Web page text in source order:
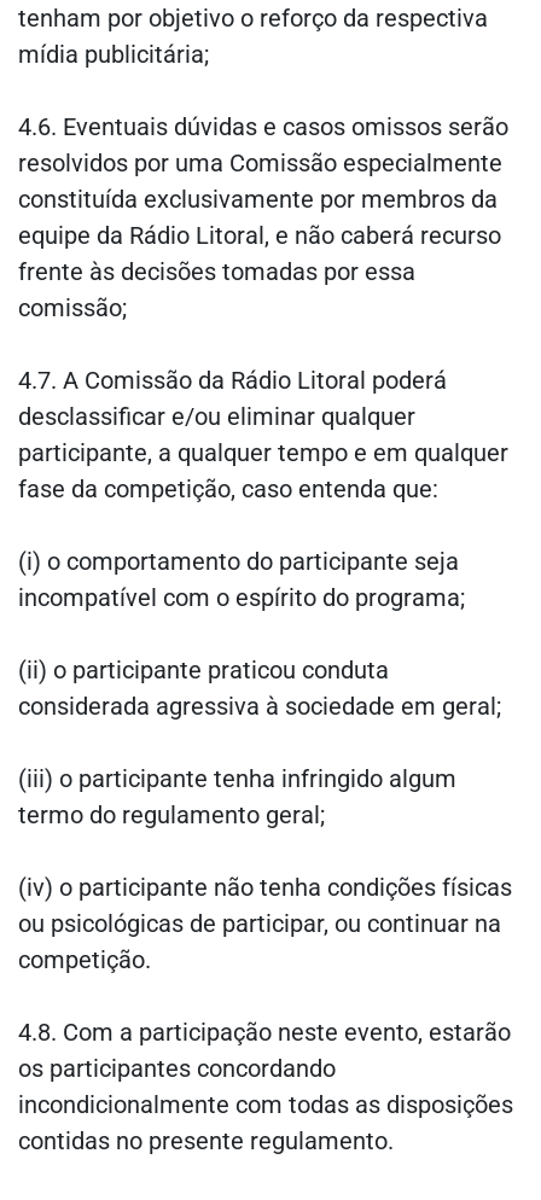
tenham por objetivo o reforço da respectiva
mídia publicitária;
4.6. Eventuais dúvidas e casos omissos serão
resolvidos por uma Comissão especialmente
constituída exclusivamente por membros da
equipe da Rádio Litoral, e não caberá recurso
frente às decisões tomadas por essa
comissão;
4.7. A Comissão da Rádio Litoral poderá
desclassificar e/ou eliminar qualquer
participante, a qualquer tempo e em qualquer
fase da competição, caso entenda que:
(i) o comportamento do participante seja
incompatível com o espírito do programa;
(ii) o participante praticou conduta
considerada agressiva à sociedade em geral;
(iii) o participante tenha infringido algum
termo do regulamento geral;
(iv) o participante não tenha condições físicas
ou psicológicas de participar, ou continuar na
competição.
4.8. Com a participação neste evento, estarão
os participantes concordando
incondicionalmente com todas as disposições
contidas no presente regulamento.